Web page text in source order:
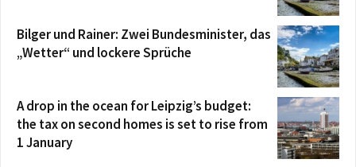
Bilger und Rainer: Zwei Bundesminister, das
„Wetter“ und lockere Sprüche
A drop in the ocean for Leipzig’s budget:
the tax on second homes is set to rise from
1 January